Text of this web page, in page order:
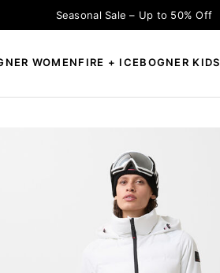
Seasonal Sale – Up to 50% Off
WOMENFIRE + ICEBOGNER KIDS